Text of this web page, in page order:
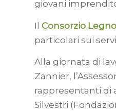
giovani
Il Consorzio
particolari sui
Alla giornata di
Zannier,
rappresentanti di
Silvestri